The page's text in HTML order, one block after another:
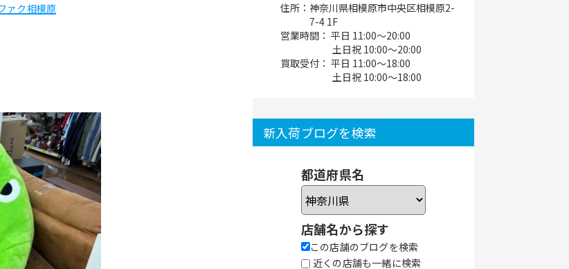
ァク相模原
住所：神奈川県相模原市中央区相模原2-
7-4 1F
営業時間： 平日 11:00～20:00
土日祝 10:00～20:00
買取受付： 平日 11:00～18:00
土日祝 10:00～18:00
新入荷ブログを検索
都道府県名
店舗名から探す
この店舗のブログを検索
近くの店舗も一緒に検索